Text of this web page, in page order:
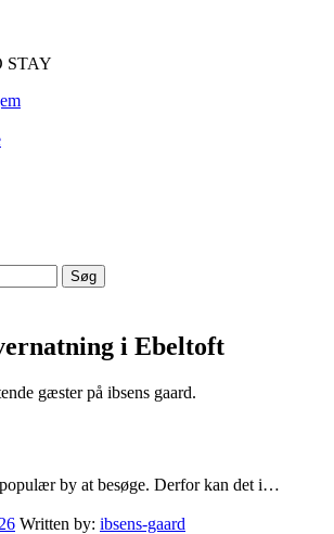
STAY
i Ebeltoft
gæster på ibsens gaard.
by at besøge. Derfor kan det i…
Written by: ibsens-gaard